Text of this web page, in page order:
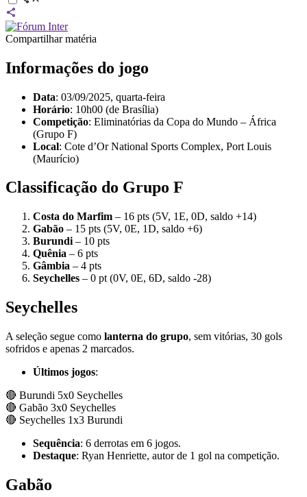
Compartilhar matéria
Informações do jogo
Data: 03/09/2025, quarta-feira
Horário: 10h00 (de Brasília)
Competição: Eliminatórias da Copa do Mundo – África
(Grupo F)
Local: Cote d’Or National Sports Complex, Port Louis
(Maurício)
Classificação do Grupo F
Costa do Marfim – 16 pts (5V, 1E, 0D, saldo +14)
Gabão – 15 pts (5V, 0E, 1D, saldo +6)
Burundi – 10 pts
Quênia – 6 pts
Gâmbia – 4 pts
Seychelles – 0 pt (0V, 0E, 6D, saldo -28)
Seychelles
A seleção segue como lanterna do grupo, sem vitórias, 30 gols
sofridos e apenas 2 marcados.
Últimos jogos:
🔴 Burundi 5x0 Seychelles
🔴 Gabão 3x0 Seychelles
🔴 Seychelles 1x3 Burundi
Sequência: 6 derrotas em 6 jogos.
Destaque: Ryan Henriette, autor de 1 gol na competição.
Gabão